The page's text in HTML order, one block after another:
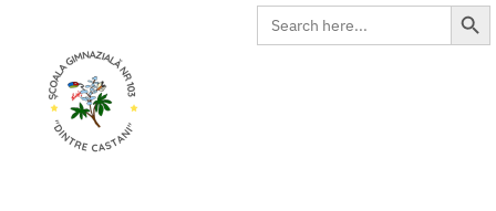
Search
Search Button